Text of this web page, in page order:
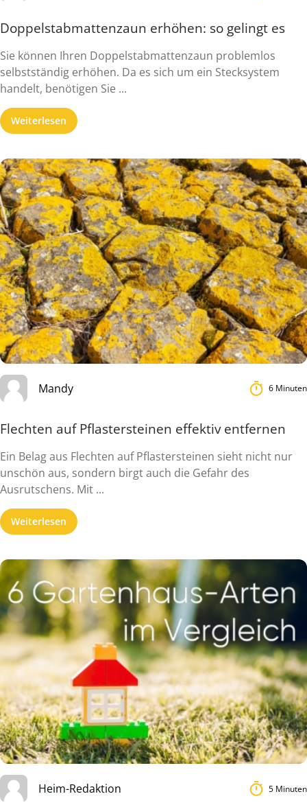
Doppelstabmattenzaun erhöhen: so gelingt es
Sie können Ihren Doppelstabmattenzaun problemlos
selbstständig erhöhen. Da es sich um ein Stecksystem
handelt, benötigen Sie ...
Weiterlesen
Mandy 6 Minuten
Flechten auf Pflastersteinen effektiv entfernen
Ein Belag aus Flechten auf Pflastersteinen sieht nicht nur
unschön aus, sondern birgt auch die Gefahr des
Ausrutschens. Mit ...
Weiterlesen
Heim-Redaktion 5 Minuten